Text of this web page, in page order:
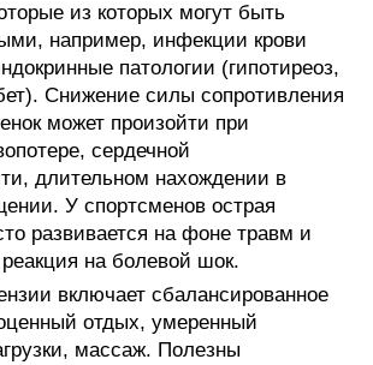
из которых могут быть
например, инфекции крови
патологии (гипотиреоз,
Снижение силы сопротивления
может произойти при
сердечной
длительном нахождении в
У спортсменов острая
развивается на фоне травм и
на болевой шок.
включает сбалансированное
отдых, умеренный
массаж. Полезны